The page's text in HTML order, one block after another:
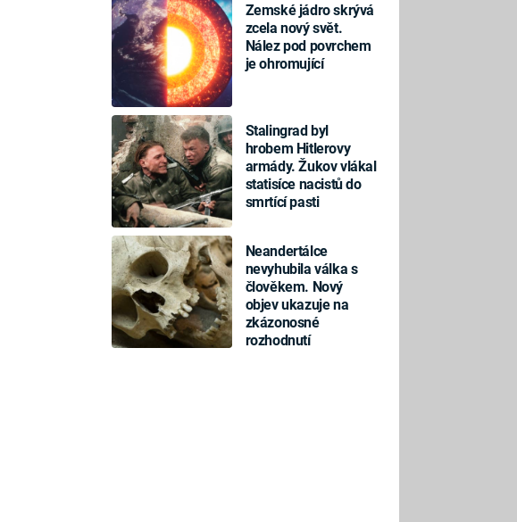
Zemské jádro skrývá
zcela nový svět.
Nález pod povrchem
je ohromující
Stalingrad byl
hrobem Hitlerovy
armády. Žukov vlákal
statisíce nacistů do
smrtící pasti
Neandertálce
nevyhubila válka s
člověkem. Nový
objev ukazuje na
zkázonosné
rozhodnutí